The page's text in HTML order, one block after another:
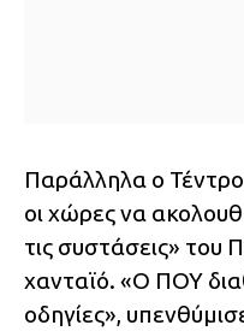
Παράλληλα ο
οι χώρες να
τις συστάσεις»
χανταϊό. «Ο ΠΟΥ
οδηγίες»,